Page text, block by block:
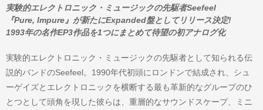
実験的エレクトロニック・ミュージックの先駆者Seefeel
『Pure, Impure』が新たにExpanded盤としてリリース決定!
1993年の名作EP3作品を1つにまとめて待望の初アナログ化
実験的エレクトロニック・ミュージックの先駆者として知られる伝
説的バンドのSeefeel。1990年代初頭にロンドンで結成され、シュ
ーゲイズとエレクトロニックを横断する最も革新的なグループのひ
とつとして頭角を現した彼らは、重層的なサウンドスケープ、ミニ